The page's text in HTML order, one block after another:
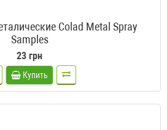
Colad Metal Spray
Samples
23 грн
Купить